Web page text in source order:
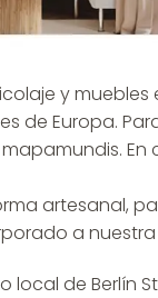
y
de Europa.
artesanal,
a
de Berlín